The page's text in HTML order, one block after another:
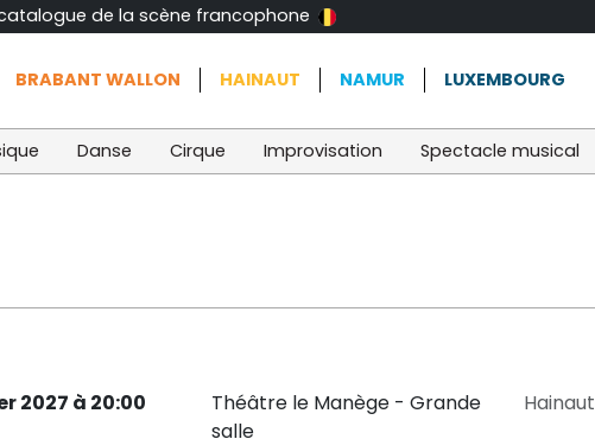
de la scène francophone
BRABANT WALLON HAINAUT NAMUR LUXEMBOURG
Danse Cirque Improvisation Spectacle musical
2027 à 20:00
Théâtre le Manège - Grande
salle
Hainaut